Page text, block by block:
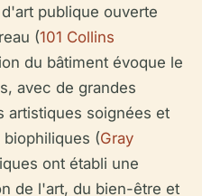
publique ouverte
(101 Collins
du bâtiment évoque le
avec de grandes
artistiques soignées et
(Gray
ont établi une
de l'art, du bien-être et